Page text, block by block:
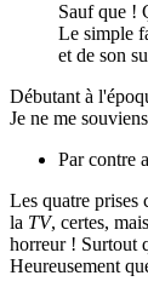
Sauf que !
Le simple
et de son
Débutant à
Je ne me
Par contre
Les quatre prises
la TV, certes,
horreur ! Surtout
Heureusement